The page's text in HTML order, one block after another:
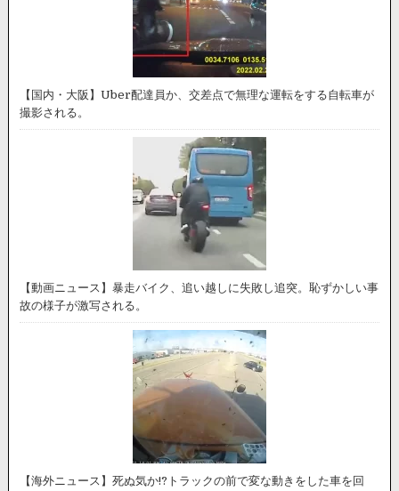
【国内・大阪】Uber配達員か、交差点で無理な運転をする自転車が
撮影される。
【動画ニュース】暴走バイク、追い越しに失敗し追突。恥ずかしい事
故の様子が激写される。
【海外ニュース】死ぬ気か!?トラックの前で変な動きをした車を回